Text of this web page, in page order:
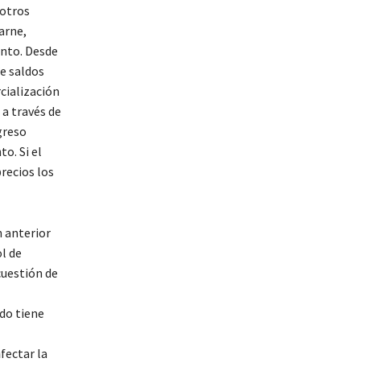
Desde
saldos
través de
Si el
los
anterior
de
de
tiene
la